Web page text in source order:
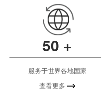
50 +
服务于世界各地国家
查看更多